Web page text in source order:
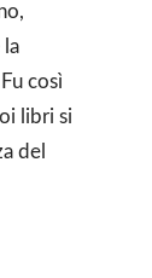
la
così
libri si
del